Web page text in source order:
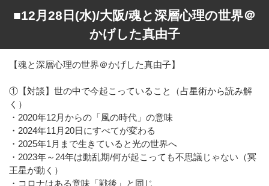
■12月28日(水)/大阪/魂と深層心理の世界＠
かげした真由子
【魂と深層心理の世界＠かげした真由子】
①【対談】世の中で今起こっていること（占星術から読み解
く）
・2020年12月からの「風の時代」の意味
・2024年11月20日にすべてが変わる
・2025年1月まで生きていると光の世界へ
・2023年～24年は動乱期/何が起こっても不思議じゃない（冥
王星が動く）
・コロナはある意味「戦後」と同じ